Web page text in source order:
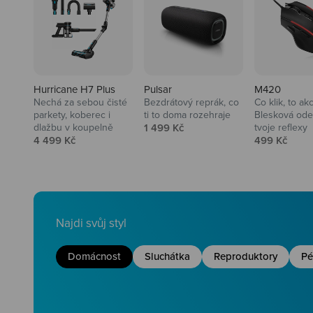
Hurricane H7 Plus
Nechá za sebou čisté
parkety, koberec i
dlažbu v koupelně
Prodejní cena
4 499 Kč
Pulsar
Bezdrátový reprák, co
ti to doma rozehraje
Prodejní cena
1 499 Kč
M420
Co klik, to
Blesková
tvoje reflexy
Prodejní cena
499 Kč
Najdi svůj styl
Domácnost Sluchátka Reproduktory